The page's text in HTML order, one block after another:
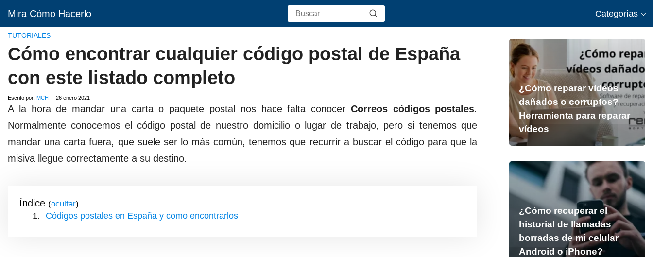
Mira Cómo Hacerlo Categorías
TUTORIALES
Cómo encontrar cualquier código postal de España
con este listado completo
Escrito por: MCH 26 enero 2021
A la hora de mandar una carta o paquete postal nos hace falta conocer Correos códigos postales.
Normalmente conocemos el código postal de nuestro domicilio o lugar de trabajo, pero si tenemos que
mandar una carta fuera, que suele ser lo más común, tenemos que recurrir a buscar el código para que la
misiva llegue correctamente a su destino.
Índice ( )
Códigos postales en España y como encontrarlos
¿Cómo reparar vídeos
dañados o corruptos?
Herramienta para reparar
vídeos
¿Cómo recuperar el
historial de llamadas
borradas de mi celular
Android o iPhone?